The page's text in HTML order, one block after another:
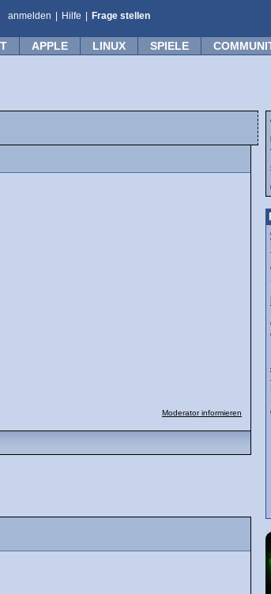
anmelden Hilfe Frage stellen
APPLE LINUX SPIELE
Moderator informieren